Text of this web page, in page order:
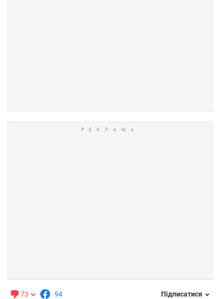
73 94 Підписатися